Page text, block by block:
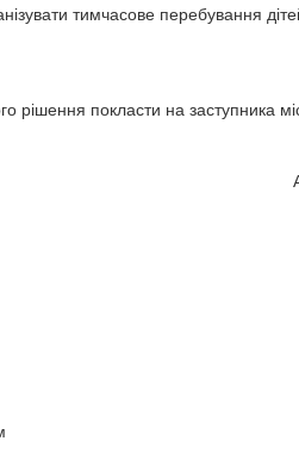
тимчасове перебування
рішення покласти на заступника
голови
відділом